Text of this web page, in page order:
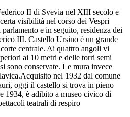
II di Svevia nel XIII secolo e
visibilità nel corso dei Vespri
e in seguito, residenza dei
III. Castello Ursino è un grande
centrale. Ai quattro angoli vi
ai 10 metri e delle torri semi
sono conservate. Le mura invece
nel 1932 dal comune
oggi il castello si trova in pieno
1934, è adibito a museo civico di
teatrali di respiro